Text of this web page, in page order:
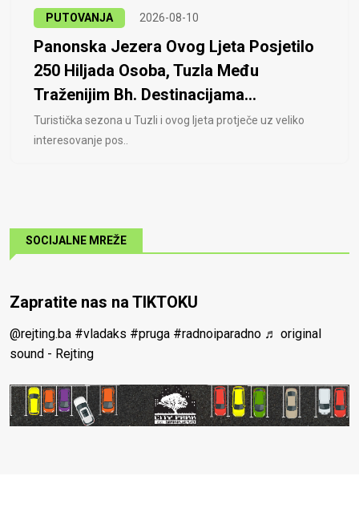
PUTOVANJA 2026-08-10
Panonska Jezera Ovog Ljeta Posjetilo
250 Hiljada Osoba, Tuzla Među
Traženijim Bh. Destinacijama...
Turistička sezona u Tuzli i ovog ljeta protječe uz veliko
interesovanje pos..
SOCIJALNE MREŽE
Zapratite nas na TIKTOKU
@rejting.ba #vladaks #pruga #radnoiparadno ♬ original
sound - Rejting